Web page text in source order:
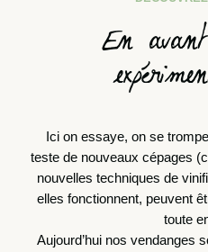
En
Ici on essaye, on se
teste de nouveaux cépages
nouvelles techniques de
elles fonctionnent, peuvent
toute
Aujourd’hui nos vendanges